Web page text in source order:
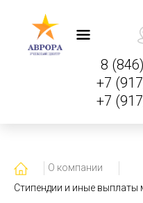
8 (846)
+7
+7
ГлавнаяО компании
Стипендии и иные выплаты